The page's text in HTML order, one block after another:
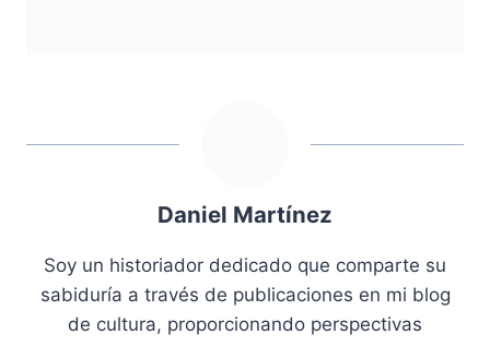
Daniel Martínez
Soy un historiador dedicado que comparte su
sabiduría a través de publicaciones en mi blog
de cultura, proporcionando perspectivas